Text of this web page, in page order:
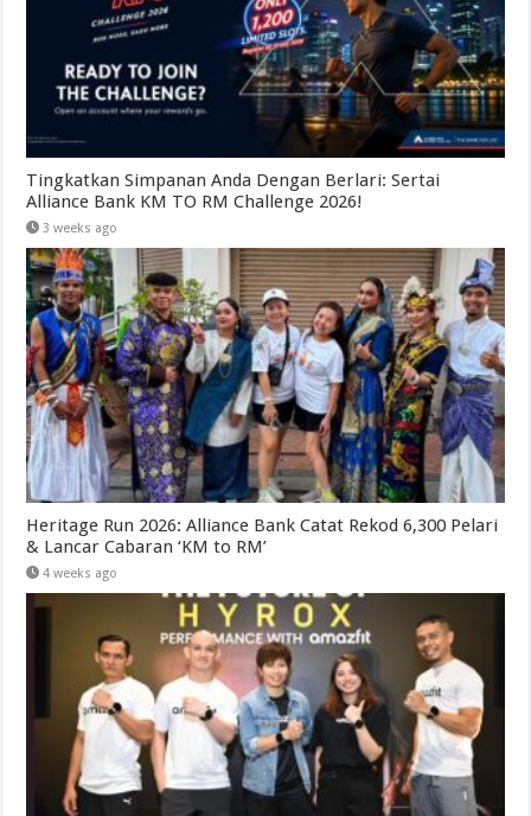
Tingkatkan Simpanan Anda Dengan Berlari: Sertai
Alliance Bank KM TO RM Challenge 2026!
3 weeks ago
Heritage Run 2026: Alliance Bank Catat Rekod 6,300 Pelari
& Lancar Cabaran ‘KM to RM’
4 weeks ago